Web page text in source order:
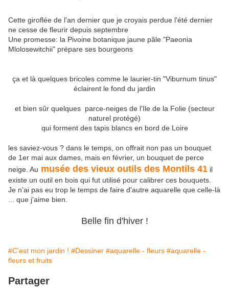
Cette giroflée de l'an dernier que je croyais perdue l'été dernier
ne cesse de fleurir depuis septembre
Une promesse: la Pivoine botanique jaune pâle "Paeonia
Mlolosewitchii" prépare ses bourgeons
ça et là quelques bricoles comme le laurier-tin "Viburnum tinus"
éclairent le fond du jardin
et bien sûr quelques parce-neiges de l'Ile de la Folie (secteur
naturel protégé)
qui forment des tapis blancs en bord de Loire
les saviez-vous ? dans le temps, on offrait non pas un bouquet
de 1er mai aux dames, mais en février, un bouquet de perce
neige. Au musée des vieux outils des Montils 41 il
existe un outil en bois qui fut utilisé pour calibrer ces bouquets.
Je n'ai pas eu trop le temps de faire d'autre aquarelle que celle-là
... que j'aime bien.
Belle fin d'hiver !
#C'est mon jardin ! #Dessiner #aquarelle - fleurs #aquarelle -
fleurs et fruits
Partager